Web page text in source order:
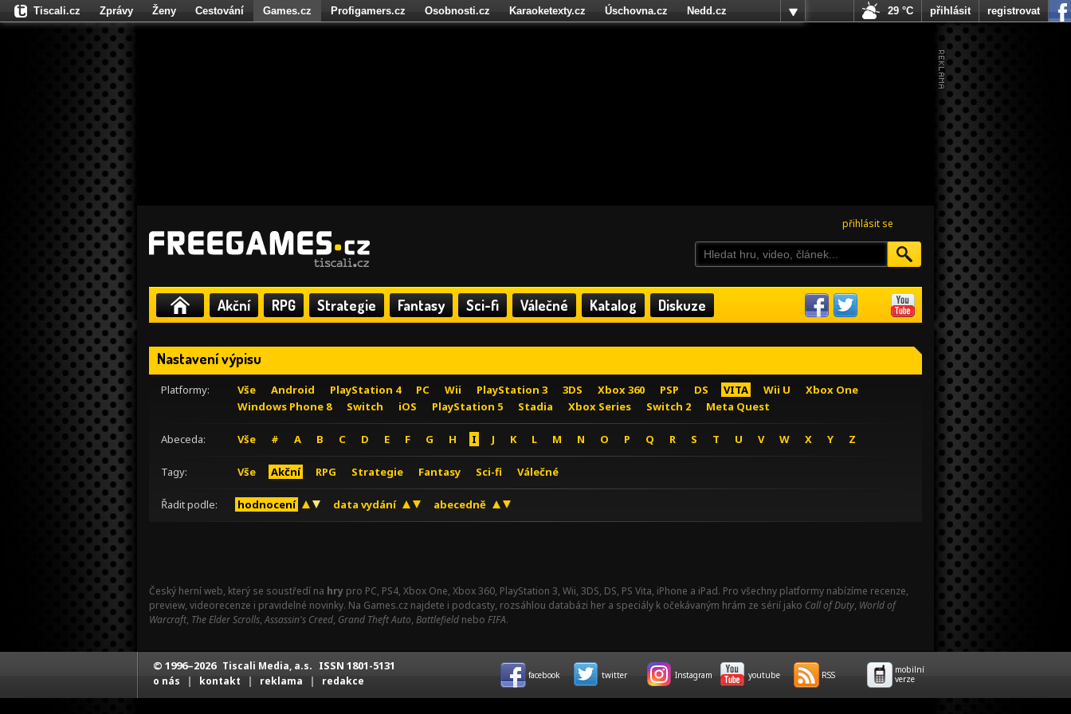
přihlásit se
Akční RPG Strategie Fantasy Sci-fi Válečné Katalog Diskuze
Nastavení výpisu
Platformy: Vše Android PlayStation 4 PC Wii PlayStation 3 3DS Xbox 360 PSP DS VITA Wii U
Xbox One
Windows Phone 8
Switch iOS PlayStation 5 Stadia Xbox Series Switch 2 Meta Quest
Abeceda: Vše # A B C D E F G H I J K L M N O P Q R S T U V W X Y Z
Tagy: Vše Akční RPG Strategie Fantasy Sci-fi Válečné
Řadit podle: hodnocení data vydání abecedně
Český herní web, který se soustředí na hry pro PC, PS4, Xbox One, Xbox 360, PlayStation 3, Wii, 3DS, DS, PS Vita, iPhone a iPad. Pro všechny platformy nabízíme recenze,
preview, videorecenze i pravidelné novinky. Na Games.cz najdete i podcasty, rozsáhlou databázi her a speciály k očekávaným hrám ze sérií jako Call of Duty, World of
Warcraft, The Elder Scrolls,Assassin's Creed, Grand Theft Auto, Battlefield nebo FIFA.
Tiscali.cz Zprávy Ženy Cestování Games.cz Profigamers.cz Osobnosti.cz Karaoketexty.cz Úschovna.cz
Nedd.cz
Fights.cz
29 °C přihlásit registrovat
© 1996–2026 Tiscali Media, a.s. ISSN 1801-5131
o nás | kontakt | reklama | redakce facebook twitter Instagram youtube RSS
mobilní
verze